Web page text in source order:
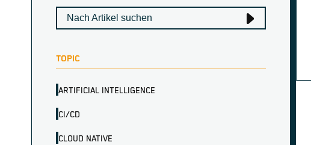
TOPIC
ARTIFICIAL INTELLIGENCE
CI/CD
CLOUD NATIVE